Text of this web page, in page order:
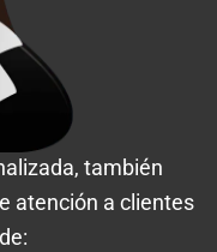
también
atención a clientes